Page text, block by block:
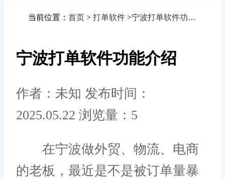
当前位置： 首页 > 打单软件 >宁波打单软件功能介绍
宁波打单软件功能介绍
作者：未知 发布时间：
2025.05.22 浏览量：5
在宁波做外贸、物流、电商
的老板，最近是不是被订单量暴